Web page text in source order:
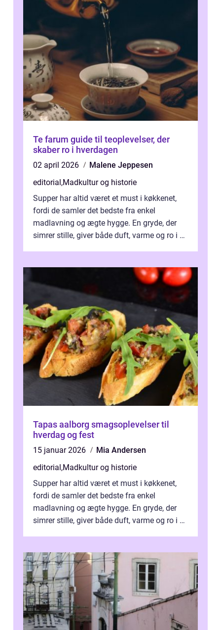
Te farum guide til teoplevelser, der
skaber ro i hverdagen
02 april 2026
Malene Jeppesen
editorial,Madkultur og historie
Supper har altid været et must i køkkenet,
fordi de samler det bedste fra enkel
madlavning og ægte hygge. En gryde, der
simrer stille, giver både duft, varme og ro i en
Tapas aalborg smagsoplevelser til
hverdag og fest
15 januar 2026
Mia Andersen
editorial,Madkultur og historie
Supper har altid været et must i køkkenet,
fordi de samler det bedste fra enkel
madlavning og ægte hygge. En gryde, der
simrer stille, giver både duft, varme og ro i en